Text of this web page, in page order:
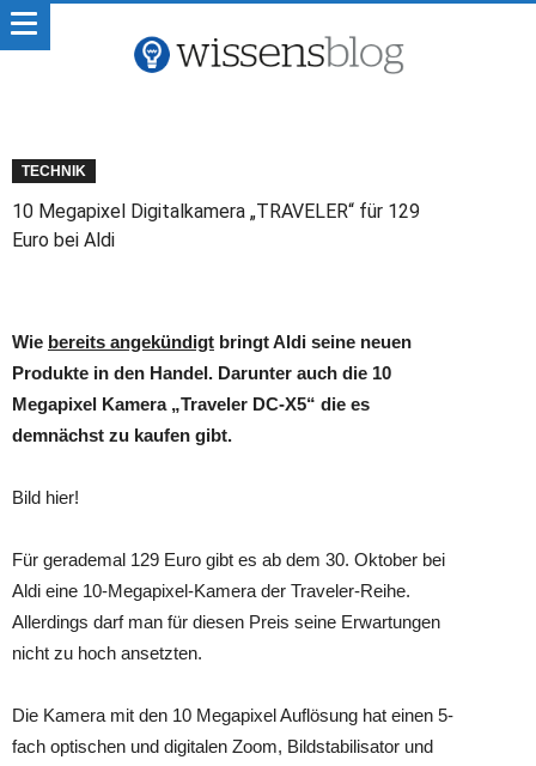
TECHNIK
10 Megapixel Digitalkamera „TRAVELER“ für 129
Euro bei Aldi
Wie bereits angekündigt bringt Aldi seine neuen
Produkte in den Handel. Darunter auch die 10
Megapixel Kamera „Traveler DC-X5“ die es
demnächst zu kaufen gibt.
Bild hier!
Für gerademal 129 Euro gibt es ab dem 30. Oktober bei
Aldi eine 10-Megapixel-Kamera der Traveler-Reihe.
Allerdings darf man für diesen Preis seine Erwartungen
nicht zu hoch ansetzten.
Die Kamera mit den 10 Megapixel Auflösung hat einen 5-
fach optischen und digitalen Zoom, Bildstabilisator und